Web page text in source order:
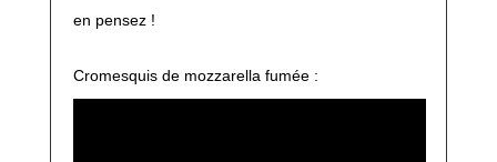
en pensez !
Cromesquis de mozzarella fumée :